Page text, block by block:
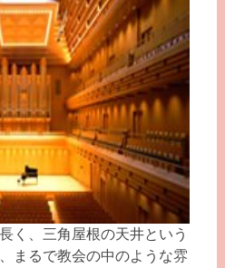
く、三角屋根の天井という
まるで教会の中のような雰